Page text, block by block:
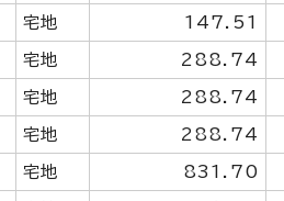
宅地 147.51
宅地 288.74
宅地 288.74
宅地 288.74
宅地 831.70